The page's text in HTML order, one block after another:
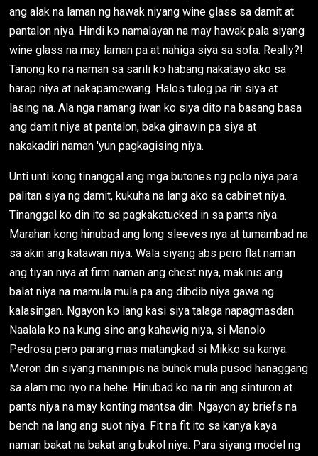
ang alak na laman ng hawak niyang wine glass sa damit at
pantalon niya. Hindi ko namalayan na may hawak pala siyang
wine glass na may laman pa at nahiga siya sa sofa. Really?!
Tanong ko na naman sa sarili ko habang nakatayo ako sa
harap niya at nakapamewang. Halos tulog pa rin siya at
lasing na. Ala nga namang iwan ko siya dito na basang basa
ang damit niya at pantalon, baka ginawin pa siya at
nakakadiri naman 'yun pagkagising niya.
Unti unti kong tinanggal ang mga butones ng polo niya para
palitan siya ng damit, kukuha na lang ako sa cabinet niya.
Tinanggal ko din ito sa pagkakatucked in sa pants niya.
Marahan kong hinubad ang long sleeves nya at tumambad na
sa akin ang katawan niya. Wala siyang abs pero flat naman
ang tiyan niya at firm naman ang chest niya, makinis ang
balat niya na mamula mula pa ang dibdib niya gawa ng
kalasingan. Ngayon ko lang kasi siya talaga napagmasdan.
Naalala ko na kung sino ang kahawig niya, si Manolo
Pedrosa pero parang mas matangkad si Mikko sa kanya.
Meron din siyang maninipis na buhok mula pusod hanaggang
sa alam mo nyo na hehe. Hinubad ko na rin ang sinturon at
pants niya na may konting mantsa din. Ngayon ay briefs na
bench na lang ang suot niya. Fit na fit ito sa kanya kaya
naman bakat na bakat ang bukol niya. Para siyang model ng